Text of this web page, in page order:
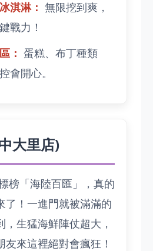
淇淋： 無限挖到爽，
戰力！
： 蛋糕、布丁種類
會開心。
大里店)
榜「海陸百匯」，真的
了！一進門就被滿滿的
，生猛海鮮陣仗超大，
友來這裡絕對會瘋狂！